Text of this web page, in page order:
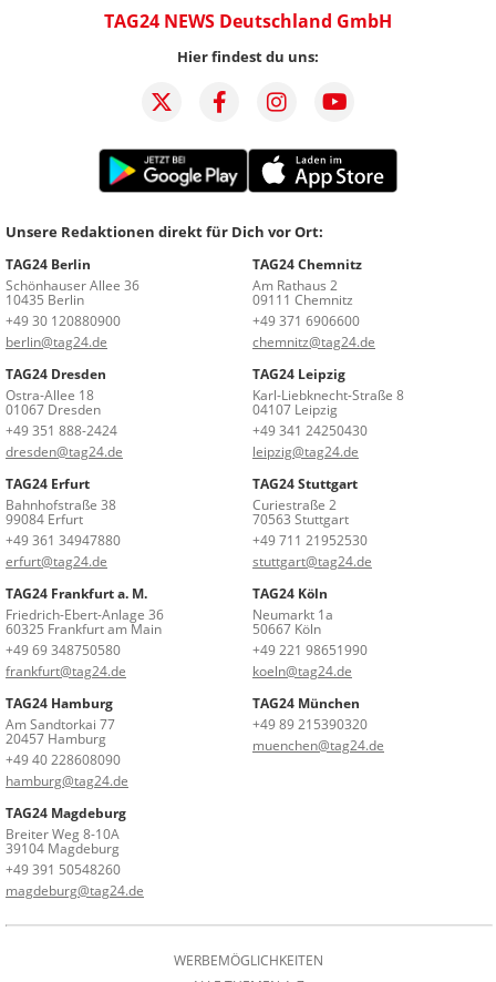
TAG24 NEWS Deutschland GmbH
Hier findest du uns:
Unsere Redaktionen direkt für Dich vor Ort:
TAG24 Berlin
Schönhauser Allee 36
10435 Berlin
+49 30 120880900
berlin@tag24.de
TAG24 Chemnitz
Am Rathaus 2
09111 Chemnitz
+49 371 6906600
chemnitz@tag24.de
TAG24 Dresden
Ostra-Allee 18
01067 Dresden
+49 351 888-2424
dresden@tag24.de
TAG24 Leipzig
Karl-Liebknecht-Straße 8
04107 Leipzig
+49 341 24250430
leipzig@tag24.de
TAG24 Erfurt
Bahnhofstraße 38
99084 Erfurt
+49 361 34947880
erfurt@tag24.de
TAG24 Stuttgart
Curiestraße 2
70563 Stuttgart
+49 711 21952530
stuttgart@tag24.de
TAG24 Frankfurt a. M.
Friedrich-Ebert-Anlage 36
60325 Frankfurt am Main
+49 69 348750580
frankfurt@tag24.de
TAG24 Köln
Neumarkt 1a
50667 Köln
+49 221 98651990
koeln@tag24.de
TAG24 Hamburg
Am Sandtorkai 77
20457 Hamburg
+49 40 228608090
hamburg@tag24.de
TAG24 München
+49 89 215390320
muenchen@tag24.de
TAG24 Magdeburg
Breiter Weg 8-10A
39104 Magdeburg
+49 391 50548260
magdeburg@tag24.de
WERBEMÖGLICHKEITEN